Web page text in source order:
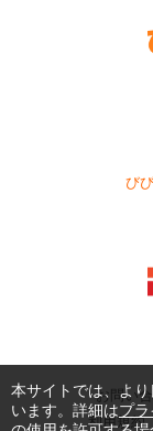
び
お問い
利用規約
本サイトでは、よ
います。詳細はプ